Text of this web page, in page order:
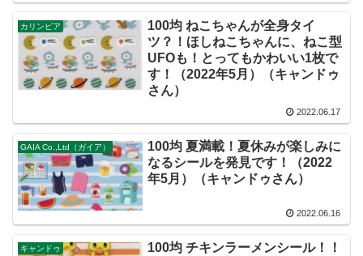
カリンピア
100均 ねこちゃんが全身タイ
ツ？！ほしねこちゃんに、ねこ型
UFOも！とってもかわいい1枚で
す！（2022年5月）（キャンドゥ
さん）
2022.06.17
GAIA Co.,Ltd（ガイア）
100均 夏満載！夏休みが楽しみに
なるシールを発見です！（2022
年5月）（キャンドゥさん）
2022.06.16
キャンドゥ
100均 チキンラーメンシール！！